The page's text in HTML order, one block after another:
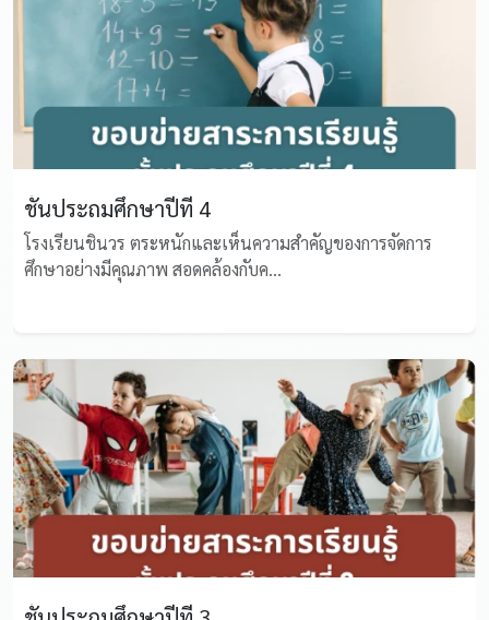
ชั้นประถมศึกษาปีที่ 4
โรงเรียนชินวร ตระหนักและเห็นความสำคัญของการจัดการ
ศึกษาอย่างมีคุณภาพ สอดคล้องกับค...